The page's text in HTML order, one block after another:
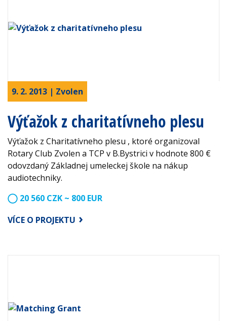
9. 2. 2013 | Zvolen
Výťažok z charitatívneho plesu
Výťažok z Charitatívneho plesu , ktoré organizoval
Rotary Club Zvolen a TCP v B.Bystrici v hodnote 800 €
odovzdaný Základnej umeleckej škole na nákup
audiotechniky.
20 560 CZK ~ 800 EUR
VÍCE O PROJEKTU